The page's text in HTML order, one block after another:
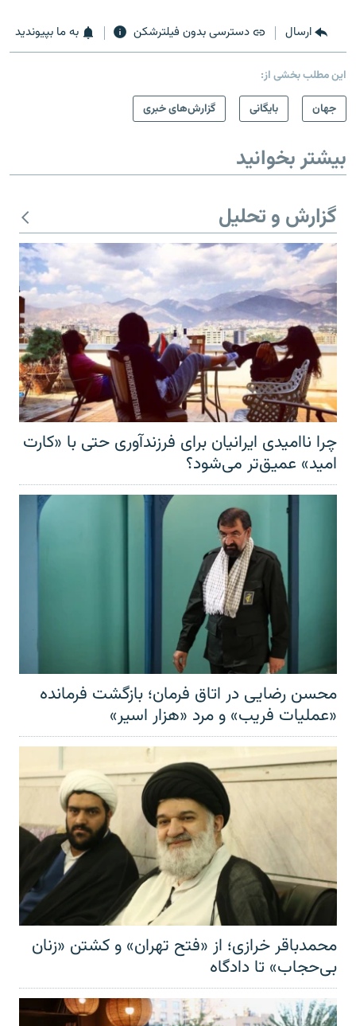
ارسال دسترسی بدون فیلترشکن به ما بپیوندید
این مطلب بخشی از:
جهان
بایگانی گزارش‌های خبری
بیشتر بخوانید
گزارش و تحلیل
چرا ناامیدی ایرانیان برای فرزندآوری حتی با «کارت
امید» عمیق‌تر‌ می‌شود؟
محسن رضایی در اتاق فرمان؛ بازگشت فرمانده
«عملیات فریب» و مرد «هزار اسیر»
محمدباقر خرازی؛ از «فتح تهران» و کشتن «زنان
بی‌حجاب» تا دادگاه